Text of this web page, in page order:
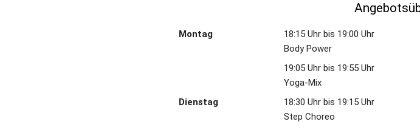
Montag
18:15 Uhr bis 19:00 Uhr
Body Power
19:05 Uhr bis 19:55 Uhr
Yoga-Mix
Dienstag
18:30 Uhr bis 19:15 Uhr
Step Choreo